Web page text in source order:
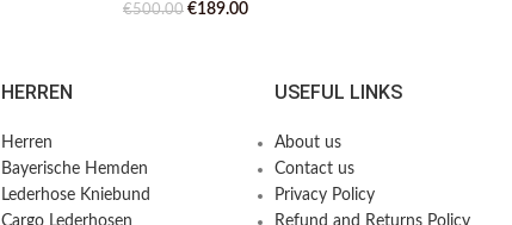
€500.00 €189.00
HERREN
Herren
Bayerische Hemden​
Lederhose Kniebund
USEFUL LINKS
About us
Contact us
Privacy Policy